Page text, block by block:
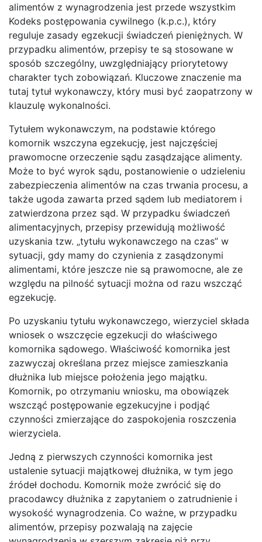
alimentów z wynagrodzenia jest przede wszystkim
Kodeks postępowania cywilnego (k.p.c.), który
reguluje zasady egzekucji świadczeń pieniężnych. W
przypadku alimentów, przepisy te są stosowane w
sposób szczególny, uwzględniający priorytetowy
charakter tych zobowiązań. Kluczowe znaczenie ma
tutaj tytuł wykonawczy, który musi być zaopatrzony w
klauzulę wykonalności.
Tytułem wykonawczym, na podstawie którego
komornik wszczyna egzekucję, jest najczęściej
prawomocne orzeczenie sądu zasądzające alimenty.
Może to być wyrok sądu, postanowienie o udzieleniu
zabezpieczenia alimentów na czas trwania procesu, a
także ugoda zawarta przed sądem lub mediatorem i
zatwierdzona przez sąd. W przypadku świadczeń
alimentacyjnych, przepisy przewidują możliwość
uzyskania tzw. „tytułu wykonawczego na czas” w
sytuacji, gdy mamy do czynienia z zasądzonymi
alimentami, które jeszcze nie są prawomocne, ale ze
względu na pilność sytuacji można od razu wszcząć
egzekucję.
Po uzyskaniu tytułu wykonawczego, wierzyciel składa
wniosek o wszczęcie egzekucji do właściwego
komornika sądowego. Właściwość komornika jest
zazwyczaj określana przez miejsce zamieszkania
dłużnika lub miejsce położenia jego majątku.
Komornik, po otrzymaniu wniosku, ma obowiązek
wszcząć postępowanie egzekucyjne i podjąć
czynności zmierzające do zaspokojenia roszczenia
wierzyciela.
Jedną z pierwszych czynności komornika jest
ustalenie sytuacji majątkowej dłużnika, w tym jego
źródeł dochodu. Komornik może zwrócić się do
pracodawcy dłużnika z zapytaniem o zatrudnienie i
wysokość wynagrodzenia. Co ważne, w przypadku
alimentów, przepisy pozwalają na zajęcie